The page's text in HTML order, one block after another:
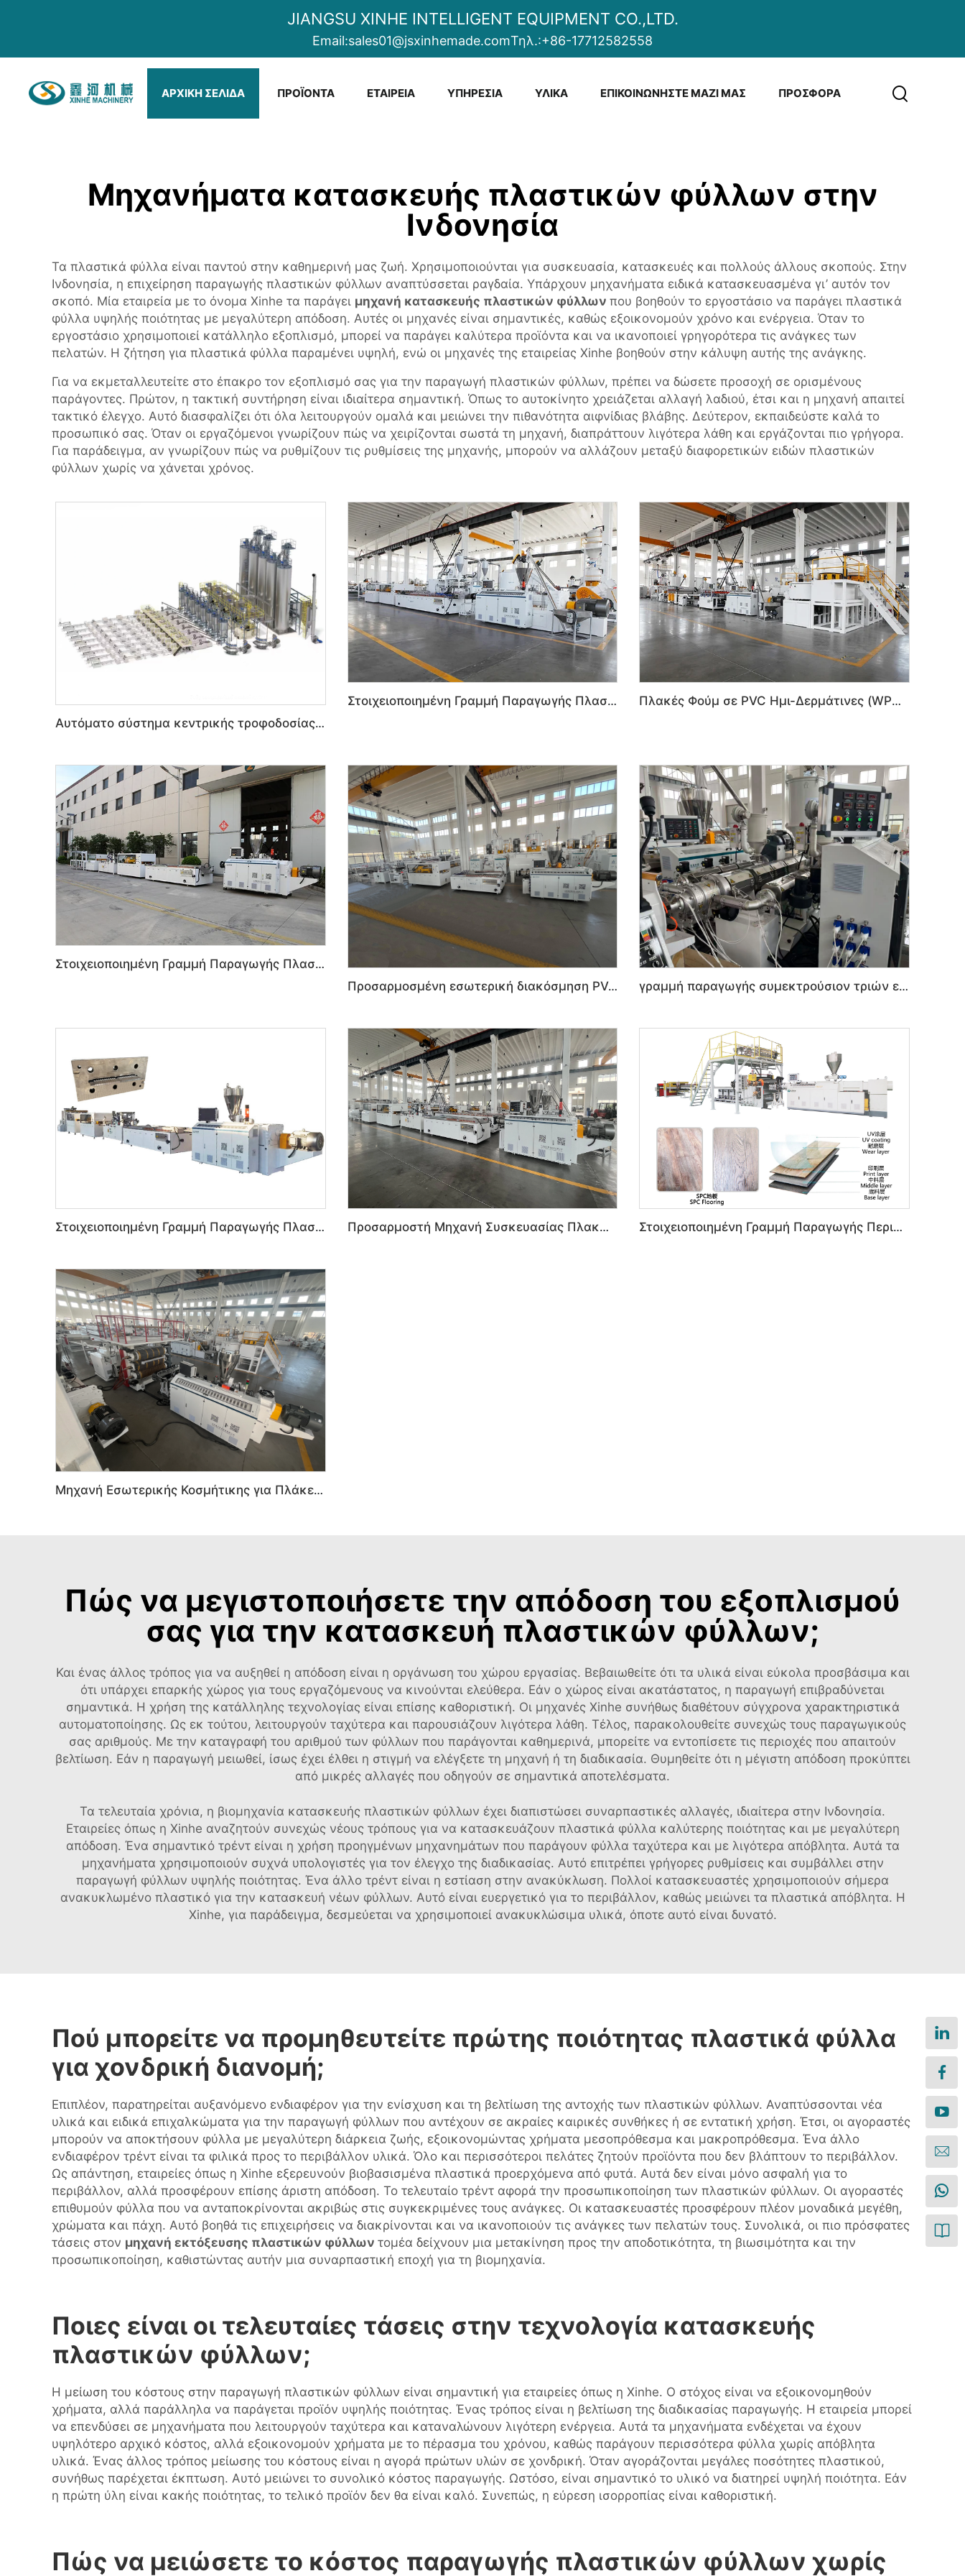
JIANGSU XINHE INTELLIGENT EQUIPMENT CO.,LTD.
Email:sales01@jsxinhemade.comΤηλ.:+86-17712582558
ΑΡΧΙΚΉ ΣΕΛΊΔΑ ΠΡΟΪΌΝΤΑ ΕΤΑΙΡΕΊΑ ΥΠΗΡΕΣΊΑ ΥΛΙΚΆ ΕΠΙΚΟΙΝΩΝΉΣΤΕ ΜΑΖΊ ΜΑΣ ΠΡΟΣΦΟΡΆ
Μηχανήματα κατασκευής πλαστικών φύλλων στην
Ινδονησία
Τα πλαστικά φύλλα είναι παντού στην καθημερινή μας ζωή. Χρησιμοποιούνται για συσκευασία, κατασκευές και πολλούς άλλους σκοπούς. Στην
Ινδονησία, η επιχείρηση παραγωγής πλαστικών φύλλων αναπτύσσεται ραγδαία. Υπάρχουν μηχανήματα ειδικά κατασκευασμένα γι’ αυτόν τον
σκοπό. Μία εταιρεία με το όνομα Xinhe τα παράγει μηχανή κατασκευής πλαστικών φύλλων που βοηθούν το εργοστάσιο να παράγει πλαστικά
φύλλα υψηλής ποιότητας με μεγαλύτερη απόδοση. Αυτές οι μηχανές είναι σημαντικές, καθώς εξοικονομούν χρόνο και ενέργεια. Όταν το
εργοστάσιο χρησιμοποιεί κατάλληλο εξοπλισμό, μπορεί να παράγει καλύτερα προϊόντα και να ικανοποιεί γρηγορότερα τις ανάγκες των
πελατών. Η ζήτηση για πλαστικά φύλλα παραμένει υψηλή, ενώ οι μηχανές της εταιρείας Xinhe βοηθούν στην κάλυψη αυτής της ανάγκης.
Για να εκμεταλλευτείτε στο έπακρο τον εξοπλισμό σας για την παραγωγή πλαστικών φύλλων, πρέπει να δώσετε προσοχή σε ορισμένους
παράγοντες. Πρώτον, η τακτική συντήρηση είναι ιδιαίτερα σημαντική. Όπως το αυτοκίνητο χρειάζεται αλλαγή λαδιού, έτσι και η μηχανή απαιτεί
τακτικό έλεγχο. Αυτό διασφαλίζει ότι όλα λειτουργούν ομαλά και μειώνει την πιθανότητα αιφνίδιας βλάβης. Δεύτερον, εκπαιδεύστε καλά το
προσωπικό σας. Όταν οι εργαζόμενοι γνωρίζουν πώς να χειρίζονται σωστά τη μηχανή, διαπράττουν λιγότερα λάθη και εργάζονται πιο γρήγορα.
Για παράδειγμα, αν γνωρίζουν πώς να ρυθμίζουν τις ρυθμίσεις της μηχανής, μπορούν να αλλάζουν μεταξύ διαφορετικών ειδών πλαστικών
φύλλων χωρίς να χάνεται χρόνος.
Αυτόματο σύστημα κεντρικής τροφοδοσίας με εξυπνη τεχνολογία
Στοιχειοποιημένη Γραμμή Παραγωγής Πλαστικών Πάνελ Θυρών PVC WPC για Κοιτάδες και Μπάνιο Πλακές Φούμ σε PVC Ημι-Δερμάτινες (WPC), Μηχανή Συνδιαβαθμισμένων Φούμ
Στοιχειοποιημένη Γραμμή Παραγωγής Πλαστικών Τοιχών PVC WPC για Εσωτερική Κοσμήτικη
Προσαρμοσμένη εσωτερική διακόσμηση PVC πλαστική γραμμή παραγωγής οροφής υψηλής ταχύτητας
γραμμή παραγωγής συμεκτρούσιον τριών επιπέδων HDPE 20m/min
Στοιχειοποιημένη Γραμμή Παραγωγής Πλαστικών Αραιών Πάνελ PVC για Εσωτερική Κοσμήτικη Προσαρμοστή Μηχανή Συσκευασίας Πλακών PVC, Κλωστών και Κουτιών Υποδημάτων Στοιχειοποιημένη Γραμμή Παραγωγής Περιβαλλοντικών Πλακών SPC Καλτσίου-Πλαστικού
Μηχανή Εσωτερικής Κοσμήτικης για Πλάκες PVC με Μάρμαρο, UV Πλάκες, UV Ιμιτάτιο Μάρμαρο
Πώς να μεγιστοποιήσετε την απόδοση του εξοπλισμού
σας για την κατασκευή πλαστικών φύλλων;
Και ένας άλλος τρόπος για να αυξηθεί η απόδοση είναι η οργάνωση του χώρου εργασίας. Βεβαιωθείτε ότι τα υλικά είναι εύκολα προσβάσιμα και
ότι υπάρχει επαρκής χώρος για τους εργαζόμενους να κινούνται ελεύθερα. Εάν ο χώρος είναι ακατάστατος, η παραγωγή επιβραδύνεται
σημαντικά. Η χρήση της κατάλληλης τεχνολογίας είναι επίσης καθοριστική. Οι μηχανές Xinhe συνήθως διαθέτουν σύγχρονα χαρακτηριστικά
αυτοματοποίησης. Ως εκ τούτου, λειτουργούν ταχύτερα και παρουσιάζουν λιγότερα λάθη. Τέλος, παρακολουθείτε συνεχώς τους παραγωγικούς
σας αριθμούς. Με την καταγραφή του αριθμού των φύλλων που παράγονται καθημερινά, μπορείτε να εντοπίσετε τις περιοχές που απαιτούν
βελτίωση. Εάν η παραγωγή μειωθεί, ίσως έχει έλθει η στιγμή να ελέγξετε τη μηχανή ή τη διαδικασία. Θυμηθείτε ότι η μέγιστη απόδοση προκύπτει
από μικρές αλλαγές που οδηγούν σε σημαντικά αποτελέσματα.
Τα τελευταία χρόνια, η βιομηχανία κατασκευής πλαστικών φύλλων έχει διαπιστώσει συναρπαστικές αλλαγές, ιδιαίτερα στην Ινδονησία.
Εταιρείες όπως η Xinhe αναζητούν συνεχώς νέους τρόπους για να κατασκευάζουν πλαστικά φύλλα καλύτερης ποιότητας και με μεγαλύτερη
απόδοση. Ένα σημαντικό τρέντ είναι η χρήση προηγμένων μηχανημάτων που παράγουν φύλλα ταχύτερα και με λιγότερα απόβλητα. Αυτά τα
μηχανήματα χρησιμοποιούν συχνά υπολογιστές για τον έλεγχο της διαδικασίας. Αυτό επιτρέπει γρήγορες ρυθμίσεις και συμβάλλει στην
παραγωγή φύλλων υψηλής ποιότητας. Ένα άλλο τρέντ είναι η εστίαση στην ανακύκλωση. Πολλοί κατασκευαστές χρησιμοποιούν σήμερα
ανακυκλωμένο πλαστικό για την κατασκευή νέων φύλλων. Αυτό είναι ευεργετικό για το περιβάλλον, καθώς μειώνει τα πλαστικά απόβλητα. Η
Xinhe, για παράδειγμα, δεσμεύεται να χρησιμοποιεί ανακυκλώσιμα υλικά, όποτε αυτό είναι δυνατό.
Πού μπορείτε να προμηθευτείτε πρώτης ποιότητας πλαστικά φύλλα
για χονδρική διανομή;
Επιπλέον, παρατηρείται αυξανόμενο ενδιαφέρον για την ενίσχυση και τη βελτίωση της αντοχής των πλαστικών φύλλων. Αναπτύσσονται νέα
υλικά και ειδικά επιχαλκώματα για την παραγωγή φύλλων που αντέχουν σε ακραίες καιρικές συνθήκες ή σε εντατική χρήση. Έτσι, οι αγοραστές
μπορούν να αποκτήσουν φύλλα με μεγαλύτερη διάρκεια ζωής, εξοικονομώντας χρήματα μεσοπρόθεσμα και μακροπρόθεσμα. Ένα άλλο
ενδιαφέρον τρέντ είναι τα φιλικά προς το περιβάλλον υλικά. Όλο και περισσότεροι πελάτες ζητούν προϊόντα που δεν βλάπτουν το περιβάλλον.
Ως απάντηση, εταιρείες όπως η Xinhe εξερευνούν βιοβασισμένα πλαστικά προερχόμενα από φυτά. Αυτά δεν είναι μόνο ασφαλή για το
περιβάλλον, αλλά προσφέρουν επίσης άριστη απόδοση. Το τελευταίο τρέντ αφορά την προσωπικοποίηση των πλαστικών φύλλων. Οι αγοραστές
επιθυμούν φύλλα που να ανταποκρίνονται ακριβώς στις συγκεκριμένες τους ανάγκες. Οι κατασκευαστές προσφέρουν πλέον μοναδικά μεγέθη,
χρώματα και πάχη. Αυτό βοηθά τις επιχειρήσεις να διακρίνονται και να ικανοποιούν τις ανάγκες των πελατών τους. Συνολικά, οι πιο πρόσφατες
τάσεις στον μηχανή εκτόξευσης πλαστικών φύλλων τομέα δείχνουν μια μετακίνηση προς την αποδοτικότητα, τη βιωσιμότητα και την
προσωπικοποίηση, καθιστώντας αυτήν μια συναρπαστική εποχή για τη βιομηχανία.
Ποιες είναι οι τελευταίες τάσεις στην τεχνολογία κατασκευής
πλαστικών φύλλων;
Η μείωση του κόστους στην παραγωγή πλαστικών φύλλων είναι σημαντική για εταιρείες όπως η Xinhe. Ο στόχος είναι να εξοικονομηθούν
χρήματα, αλλά παράλληλα να παράγεται προϊόν υψηλής ποιότητας. Ένας τρόπος είναι η βελτίωση της διαδικασίας παραγωγής. Η εταιρεία μπορεί
να επενδύσει σε μηχανήματα που λειτουργούν ταχύτερα και καταναλώνουν λιγότερη ενέργεια. Αυτά τα μηχανήματα ενδέχεται να έχουν
υψηλότερο αρχικό κόστος, αλλά εξοικονομούν χρήματα με το πέρασμα του χρόνου, καθώς παράγουν περισσότερα φύλλα χωρίς απόβλητα
υλικά. Ένας άλλος τρόπος μείωσης του κόστους είναι η αγορά πρώτων υλών σε χονδρική. Όταν αγοράζονται μεγάλες ποσότητες πλαστικού,
συνήθως παρέχεται έκπτωση. Αυτό μειώνει το συνολικό κόστος παραγωγής. Ωστόσο, είναι σημαντικό το υλικό να διατηρεί υψηλή ποιότητα. Εάν
η πρώτη ύλη είναι κακής ποιότητας, το τελικό προϊόν δεν θα είναι καλό. Συνεπώς, η εύρεση ισορροπίας είναι καθοριστική.
Πώς να μειώσετε το κόστος παραγωγής πλαστικών φύλλων χωρίς